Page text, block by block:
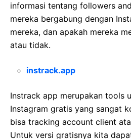
informasi tentang followers
mereka bergabung dengan
mereka, dan apakah mereka
atau tidak.
instrack.app
Instrack app merupakan tools
Instagram gratis yang sangat
bisa tracking account client
Untuk versi gratisnya kita